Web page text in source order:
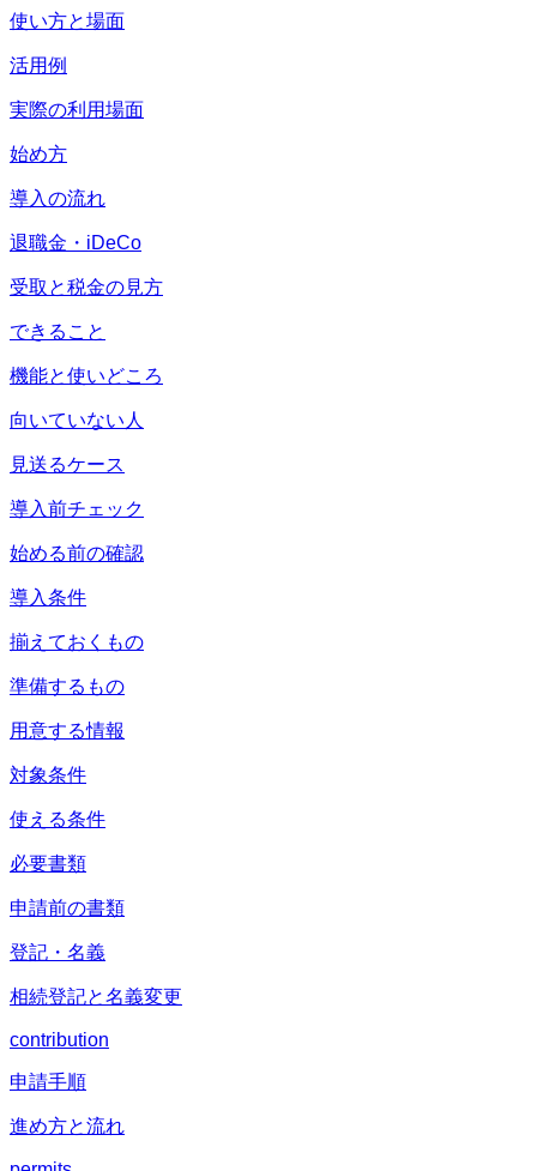
使い方と場面
活用例
実際の利用場面
始め方
導入の流れ
退職金・iDeCo
受取と税金の見方
できること
機能と使いどころ
向いていない人
見送るケース
導入前チェック
始める前の確認
導入条件
揃えておくもの
準備するもの
用意する情報
対象条件
使える条件
必要書類
申請前の書類
登記・名義
相続登記と名義変更
contribution
申請手順
進め方と流れ